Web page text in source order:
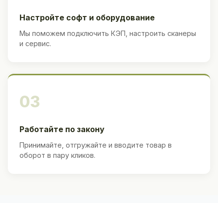
Настройте софт и оборудование
Мы поможем подключить КЭП, настроить сканеры
и сервис.
03
Работайте по закону
Принимайте, отгружайте и вводите товар в
оборот в пару кликов.